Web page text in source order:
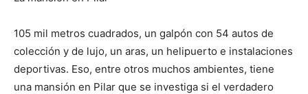
105 mil metros cuadrados, un galpón con 54 autos de
colección y de lujo, un aras, un helipuerto e instalaciones
deportivas. Eso, entre otros muchos ambientes, tiene
una mansión en Pilar que se investiga si el verdadero